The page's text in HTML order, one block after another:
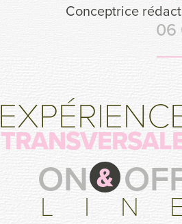
Conceptrice
06
ON
L I N
&